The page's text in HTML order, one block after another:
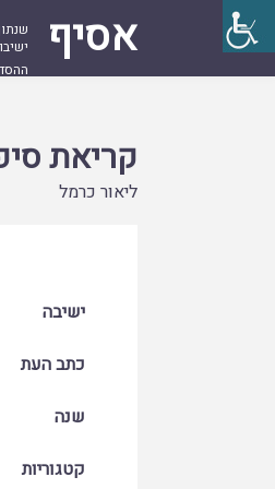
אסיף
קריאת
ליאור כרמל
ישיבה
כתב העת
שנה
קטגוריות